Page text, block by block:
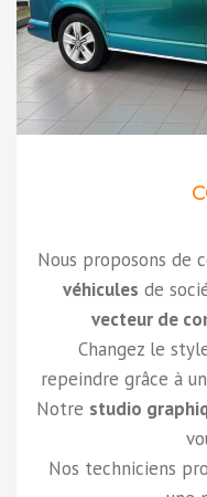
Nous proposons de
véhicules de
vecteur de
Changez le
repeindre grâce à
Notre studio
Nos techniciens